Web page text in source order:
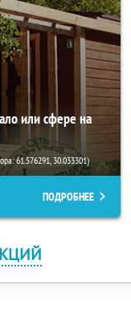
или сфере на
61.576291, 30.033301)
ПОДРОБНЕЕ